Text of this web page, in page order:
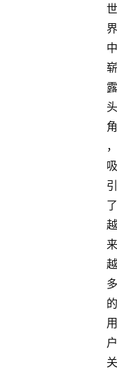
世
界
中
崭
露
头
角
，
吸
引
了
越
来
越
多
的
用
户
关